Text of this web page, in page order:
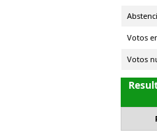
Votos
Votos